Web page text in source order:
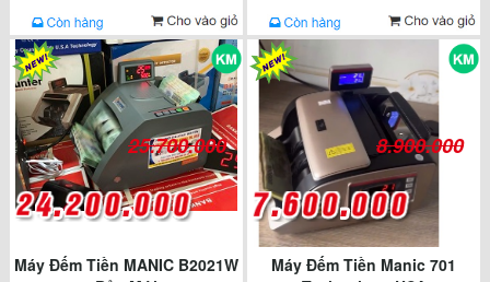
25.700.000
Máy Đếm Tiền MANIC B2021W
8.900.000
Máy Đếm Tiền Manic 701